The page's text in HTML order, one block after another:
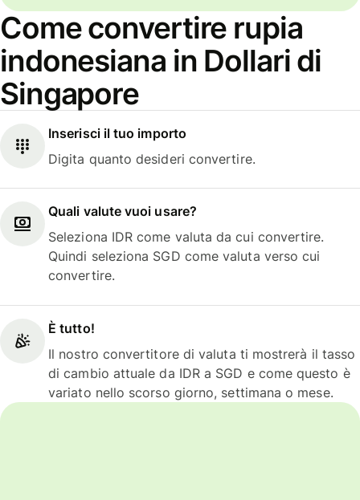
Come convertire rupia
indonesiana in Dollari di
Singapore
Inserisci il tuo importo
Digita quanto desideri convertire.
Quali valute vuoi usare?
Seleziona IDR come valuta da cui convertire.
Quindi seleziona SGD come valuta verso cui
convertire.
È tutto!
Il nostro convertitore di valuta ti mostrerà il tasso
di cambio attuale da IDR a SGD e come questo è
variato nello scorso giorno, settimana o mese.